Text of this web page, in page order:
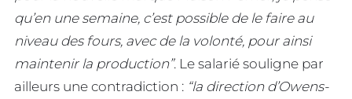
qu’en une semaine, c’est possible de le faire au
niveau des fours, avec de la volonté, pour ainsi
maintenir la production”. Le salarié souligne par
ailleurs une contradiction : “la direction d’Owens-